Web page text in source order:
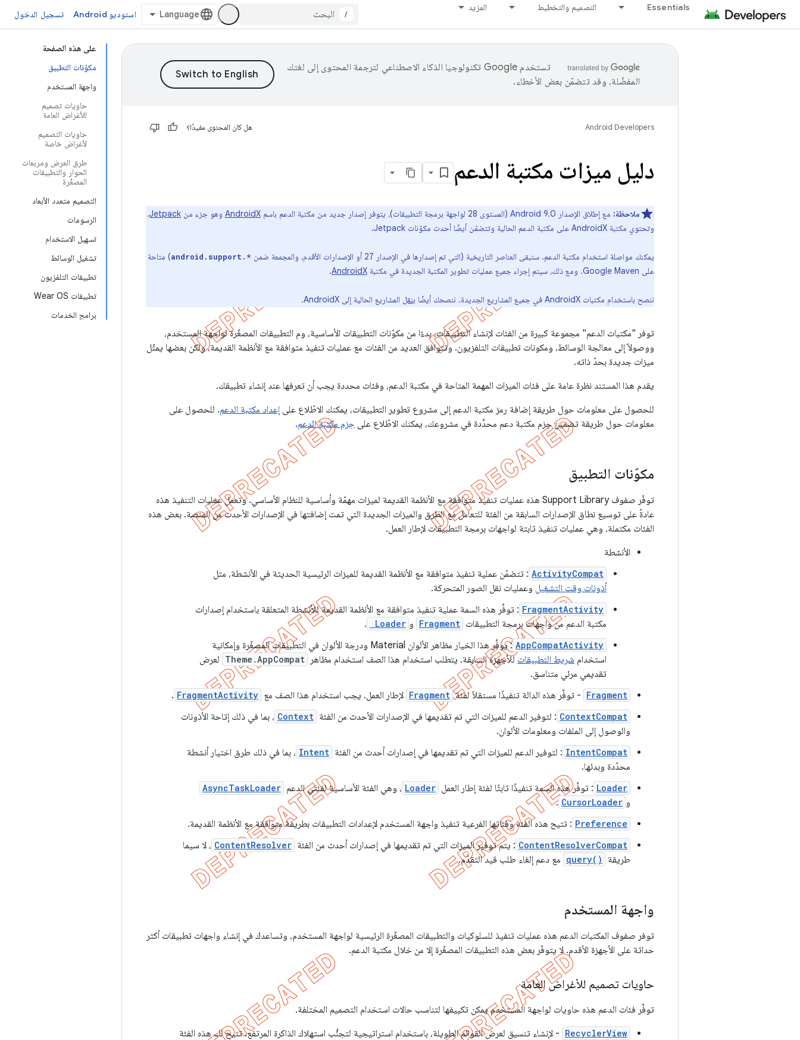
Essentials التصميم والتخطيط المزيد
/ استوديو Android تسجيل الدخول
على هذه الصفحة
مكوّنات التطبيق
واجهة المستخدم
حاويات تصميم
للأغراض العامة
حاويات التصميم
لأغراض خاصة
طرق العرض ومربعات
الحوار والتطبيقات
المصغّرة
التصميم متعدد الأبعاد
الرسومات
تسهيل الاستخدام
تشغيل الوسائط
تطبيقات التلفزيون
تطبيقات Wear OS
برامج الخدمات
تستخدم Google تكنولوجيا الذكاء الاصطناعي لترجمة المحتوى إلى لغتك
المفضّلة، وقد تتضمّن بعض الأخطاء.
Android Developers هل كان المحتوى مفيدًا؟
دليل ميزات مكتبة الدعم
ملاحظة: مع إطلاق الإصدار Android 9.0 (المستوى 28 لواجهة برمجة التطبيقات)، يتوفر إصدار جديد من مكتبة الدعم باسم AndroidX وهو جزء من Jetpack
.
وتحتوي مكتبة AndroidX على مكتبة الدعم الحالية وتتضمّن أيضًا أحدث مكوّنات Jetpack.
يمكنك مواصلة استخدام مكتبة الدعم. ستبقى العناصر التاريخية (التي تم إصدارها في الإصدار 27 أو الإصدارات الأقدم، والمجمعة ضمن android.support.*) متاحة
على Google Maven. ومع ذلك، سيتم إجراء جميع عمليات تطوير المكتبة الجديدة في مكتبة
AndroidX
.
ننصح باستخدام مكتبات AndroidX في جميع المشاريع الجديدة. ننصحك أيضًا بنقل المشاريع الحالية إلى AndroidX.
توفر "مكتبات الدعم" مجموعة كبيرة من الفئات لإنشاء التطبيقات، بدءًا من مكوّنات التطبيقات الأساسية، وم التطبيقات المصغّرة لواجهة المستخدم،
ووصولاً إلى معالجة الوسائط، ومكونات تطبيقات التلفزيون. وتتوافق العديد من الفئات مع عمليات تنفيذ متوافقة مع الأنظمة القديمة، ولكن بعضها يمثّل
ميزات جديدة بحدّ ذاته.
يقدم هذا المستند نظرة عامة على فئات الميزات المهمة المتاحة في مكتبة الدعم، وفئات محددة يجب أن تعرفها عند إنشاء تطبيقك.
للحصول على معلومات حول طريقة إضافة رمز مكتبة الدعم إلى مشروع تطوير التطبيقات، يمكنك الاطّلاع على إعداد مكتبة الدعم. للحصول على
معلومات حول طريقة تضمين حِزم مكتبة دعم محدَّدة في مشروعك، يمكنك الاطّلاع على حِزم مكتبة الدعم.
مكوّنات التطبيق
توفّر صفوف Support Library هذه عمليات تنفيذ متوافقة مع الأنظمة القديمة لميزات مهمّة وأساسية للنظام الأساسي. وتعمل عمليات التنفيذ هذه
عادةً على توسيع نطاق الإصدارات السابقة من الفئة للتعامل مع الطرق والميزات الجديدة التي تمت إضافتها في الإصدارات الأحدث من المنصة. بعض هذه
الفئات مكتملة، وهي عمليات تنفيذ ثابتة لواجهات برمجة التطبيقات لإطار العمل.
الأنشطة
ActivityCompat : تتضمّن عملية تنفيذ متوافقة مع الأنظمة القديمة للميزات الرئيسية الحديثة في الأنشطة، مثل
أذونات وقت التشغيل وعمليات نقل الصور المتحركة.
FragmentActivity : توفِّر هذه السمة عملية تنفيذ متوافقة مع الأنظمة القديمة للأنشطة المتعلقة باستخدام إصدارات
مكتبة الدعم من واجهات برمجة التطبيقات Fragment و Loader
.
AppCompatActivity
: يوفِّر هذا الخيار مظاهر الألوان Material ودرجة الألوان في التطبيقات المصغّرة وإمكانية
استخدام شريط التطبيقات للأجهزة السابقة. يتطلب استخدام هذا الصف استخدام مظاهر Theme.AppCompat لعرض
تقديمي مرئي متناسق.
Fragment - توفِّر هذه الدالة تنفيذًا مستقلاً لفئة Fragment لإطار العمل. يجب استخدام هذا الصف مع FragmentActivity
.
ContextCompat : لتوفير الدعم للميزات التي تم تقديمها في الإصدارات الأحدث من الفئة Context ، بما في ذلك إتاحة الأذونات
والوصول إلى الملفات ومعلومات الألوان.
IntentCompat : لتوفير الدعم للميزات التي تم تقديمها في إصدارات أحدث من الفئة Intent ، بما في ذلك طرق اختيار أنشطة
محدّدة وبدئها.
Loader : توفِّر هذه السمة تنفيذًا ثابتًا لفئة إطار العمل Loader ، وهي الفئة الأساسية لفئتَي الدعم AsyncTaskLoader
و CursorLoader
.
Preference : تتيح هذه الفئة وفئاتها الفرعية تنفيذ واجهة المستخدم لإعدادات التطبيقات بطريقة متوافقة مع الأنظمة القديمة.
ContentResolverCompat : يتم توفير الميزات التي تم تقديمها في إصدارات أحدث من الفئة ContentResolver ، لا سيما
طريقة
query() مع دعم إلغاء طلب قيد التقدّم.
واجهة المستخدم
توفر صفوف المكتبات الدعم هذه عمليات تنفيذ للسلوكيات والتطبيقات المصغّرة الرئيسية لواجهة المستخدم، وتساعدك في إنشاء واجهات تطبيقات أكثر
حداثة على الأجهزة الأقدم. لا يتوفّر بعض هذه التطبيقات المصغّرة إلا من خلال مكتبة الدعم.
حاويات تصميم للأغراض العامة
توفِّر فئات الدعم هذه حاويات لواجهة المستخدم يمكن تكييفها لتناسب حالات استخدام التصميم المختلفة.
RecyclerView - لإنشاء تنسيق لعرض القوائم الطويلة، باستخدام استراتيجية لتجنُّب استهلاك الذاكرة المرتفع. تتيح لك هذه الفئة